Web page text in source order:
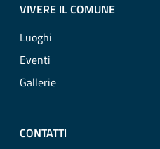
VIVERE IL COMUNE
Luoghi
Eventi
Gallerie
CONTATTI